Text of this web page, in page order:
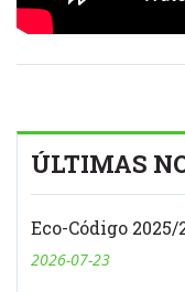
ÚLTIMAS
Eco-Código 2025/
2026-07-23